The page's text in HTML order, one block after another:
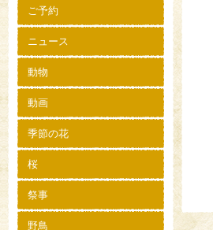
ご予約
ニュース
動物
動画
季節の花
桜
祭事
野鳥